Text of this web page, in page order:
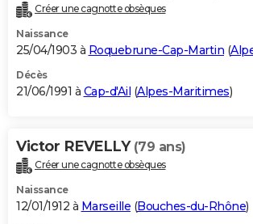
Créer une cagnotte obsèques
Naissance
25/04/1903 à Roquebrune-Cap-Martin (
Décès
21/06/1991 à Cap-d'Ail (Alpes-Maritimes)
Victor REVELLY (79 ans)
Créer une cagnotte obsèques
Naissance
12/01/1912 à Marseille (Bouches-du-Rhône)